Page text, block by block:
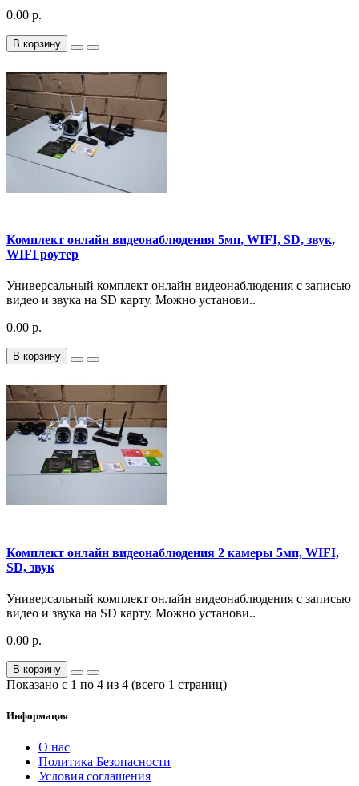
0.00 р.
В корзину
Комплект онлайн видеонаблюдения 5мп, WIFI, SD, звук,
WIFI роутер
Универсальный комплект онлайн видеонаблюдения с записью
видео и звука на SD карту. Можно установи..
0.00 р.
В корзину
Комплект онлайн видеонаблюдения 2 камеры 5мп, WIFI,
SD, звук
Универсальный комплект онлайн видеонаблюдения с записью
видео и звука на SD карту. Можно установи..
0.00 р.
В корзину
Показано с 1 по 4 из 4 (всего 1 страниц)
Информация
О нас
Политика Безопасности
Условия соглашения